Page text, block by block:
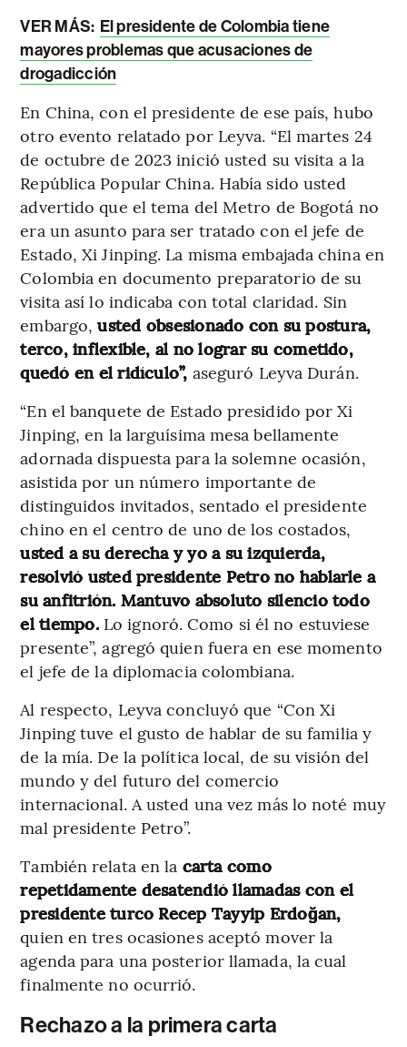
VER MÁS: El presidente de Colombia tiene
mayores problemas que acusaciones de
drogadicción
En China, con el presidente de ese país, hubo
otro evento relatado por Leyva. “El martes 24
de octubre de 2023 inició usted su visita a la
República Popular China. Había sido usted
advertido que el tema del Metro de Bogotá no
era un asunto para ser tratado con el jefe de
Estado, Xi Jinping. La misma embajada china en
Colombia en documento preparatorio de su
visita así lo indicaba con total claridad. Sin
embargo, usted obsesionado con su postura,
terco, inflexible, al no lograr su cometido,
quedó en el ridículo”, aseguró Leyva Durán.
“En el banquete de Estado presidido por Xi
Jinping, en la larguísima mesa bellamente
adornada dispuesta para la solemne ocasión,
asistida por un número importante de
distinguidos invitados, sentado el presidente
chino en el centro de uno de los costados,
usted a su derecha y yo a su izquierda,
resolvió usted presidente Petro no hablarle a
su anfitrión. Mantuvo absoluto silencio todo
el tiempo. Lo ignoró. Como si él no estuviese
presente”, agregó quien fuera en ese momento
el jefe de la diplomacia colombiana.
Al respecto, Leyva concluyó que “Con Xi
Jinping tuve el gusto de hablar de su familia y
de la mía. De la política local, de su visión del
mundo y del futuro del comercio
internacional. A usted una vez más lo noté muy
mal presidente Petro”.
También relata en la carta como
repetidamente desatendió llamadas con el
presidente turco Recep Tayyip Erdoğan,
quien en tres ocasiones aceptó mover la
agenda para una posterior llamada, la cual
finalmente no ocurrió.
Rechazo a la primera carta